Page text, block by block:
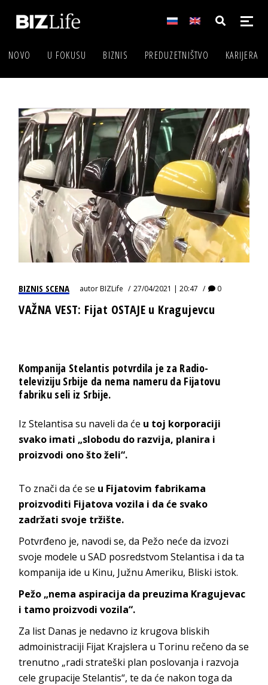
NOVO U FOKUSU BIZNIS PREDUZETNIŠTVO KARIJERA
BIZNIS SCENA autorBIZLife 27/04/2021 | 20:47 0
VAŽNA VEST: Fijat OSTAJE u Kragujevcu
Kompanija Stelantis potvrdila je za Radio-
televiziju Srbije da nema nameru da Fijatovu
fabriku seli iz Srbije.
Iz Stelantisa su naveli da će u toj korporaciji
svako imati „slobodu do razvija, planira i
proizvodi ono što želi“.
To znači da će se u Fijatovim fabrikama
proizvoditi Fijatova vozila i da će svako
zadržati svoje tržište.
Potvrđeno je, navodi se, da Pežo neće da izvozi
svoje modele u SAD posredstvom Stelantisa i da ta
kompanija ide u Kinu, Južnu Ameriku, Bliski istok.
Pežo „nema aspiracija da preuzima Kragujevac
i tamo proizvodi vozila“.
Za list Danas je nedavno iz krugova bliskih
admoinistraciji Fijat Krajslera u Torinu rečeno da se
trenutno „radi strateški plan poslovanja i razvoja
cele grupacije Stelantis“, te da će nakon toga da